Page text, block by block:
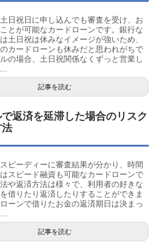
日祝日に申し込んでも審査を受け、お
とが可能なカードローンです。銀行な
土日祝は休みなイメージが強いため、
カードローンも休みだと思われがちで
の場合、土日祝関係なくずっと営業し
記事を読む
返済を延滞した場合のリスク
法
ピーディーに審査結果が分かり、時間
スピード融資も可能なカードローンで
や返済方法は様々で、利用者の好きな
借りたり返済したりすることができま
ーンで借りたお金の返済期日は決まっ
記事を読む